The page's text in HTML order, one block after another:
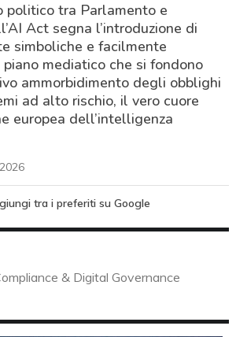
politico tra Parlamento e
Act segna l’introduzione di
simboliche e facilmente
mediatico che si fondono
ammorbidimento degli obblighi
ad alto rischio, il vero cuore
europea dell’intelligenza
tra i preferiti su Google
& Digital Governance